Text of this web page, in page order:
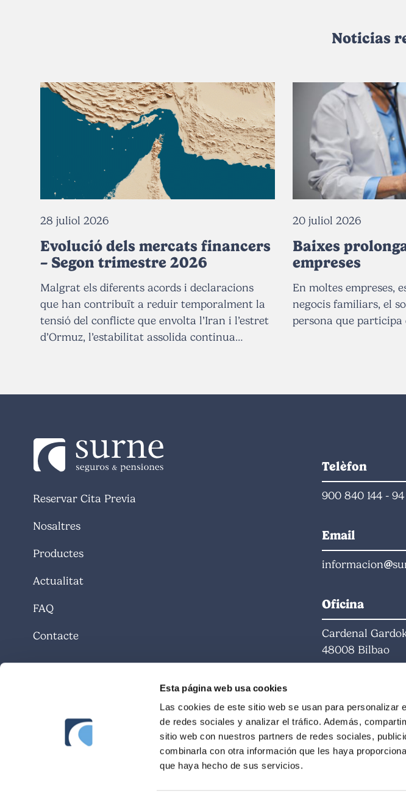
Esta página web usa cookies
Las cookies de este sitio web se usan para personalizar
de redes sociales y analizar el tráfico. Además,
sitio web con nuestros partners de redes sociales,
combinarla con otra información que les haya
que haya hecho de sus servicios.
Noticias
28 juliol 2026
Evolució dels mercats financers
– Segon trimestre 2026
Malgrat els diferents acords i declaracions
que han contribuït a reduir temporalment la
tensió del conflicte que envolta l’Iran i l’estret
d’Ormuz, l’estabilitat assolida continua…
20 juliol 2026
Baixes
empreses
En moltes empreses,
negocis familiars, el
persona que participa
Reservar Cita Previa
Nosaltres
Productes
Actualitat
FAQ
Contacte
Telèfon
900 840 144 -
Email
informacion
Oficina
Cardenal
48008 Bilbao
DL-DJ: 09:00-
DV: 09:00-15:00
Estiu: 09:00-